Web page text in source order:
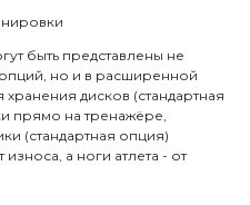
быть представлены не
но и в расширенной
дисков (стандартная
прямо на тренажёре,
(стандартная опция)
а ноги атлета - от